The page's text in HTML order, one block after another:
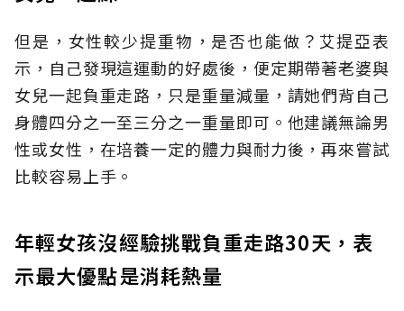
但是，女性較少提重物，是否也能做？艾提亞表
示，自己發現這運動的好處後，便定期帶著老婆與
女兒一起負重走路，只是重量減量，請她們背自己
身體四分之一至三分之一重量即可。他建議無論男
性或女性，在培養一定的體力與耐力後，再來嘗試
比較容易上手。
年輕女孩沒經驗挑戰負重走路30天，表
示最大優點是消耗熱量